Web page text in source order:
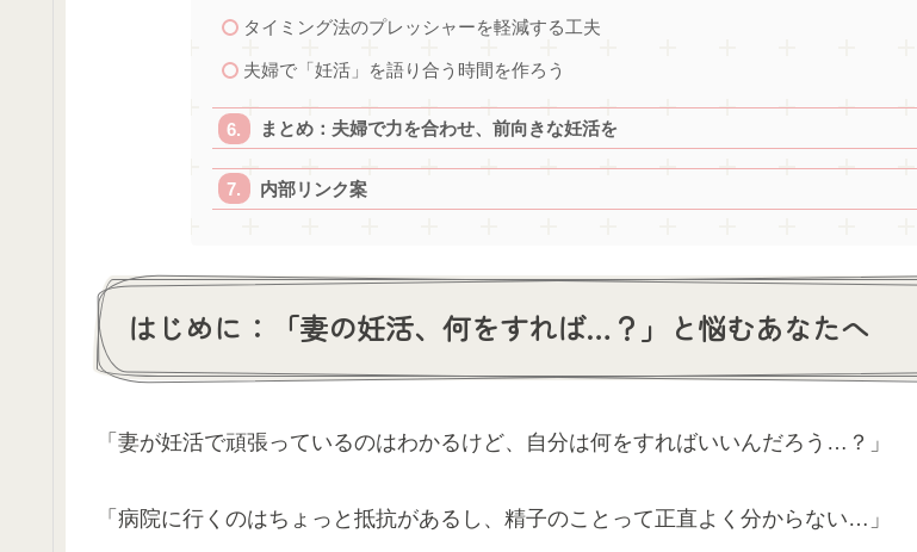
タイミング法のプレッシャーを軽減する工夫
夫婦で「妊活」を語り合う時間を作ろう
まとめ：夫婦で力を合わせ、前向きな妊活を
内部リンク案
はじめに：「妻の妊活、何をすれば…？」と悩むあなたへ
「妻が妊活で頑張っているのはわかるけど、自分は何をすればいいんだろう…？」
「病院に行くのはちょっと抵抗があるし、精子のことって正直よく分からない…」